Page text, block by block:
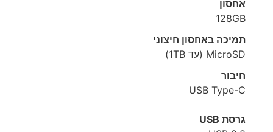
אחסון
128GB
תמיכה באחסון חיצוני
MicroSD (עד 1TB)
חיבור
USB Type-C
גרסת USB